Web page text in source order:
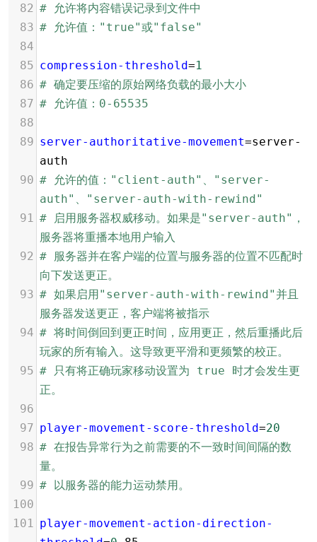
82 # 允许将内容错误记录到文件中
83 # 允许值："true"或"false"
84
85 compression-threshold=1
86 # 确定要压缩的原始网络负载的最小大小
87 # 允许值：0-65535
88
89 server-authoritative-movement=server-
auth
90 # 允许的值："client-auth"、"server-
auth"、"server-auth-with-rewind"
91
# 启用服务器权威移动。如果是"server-auth"，
服务器将重播本地用户输入
92 # 服务器并在客户端的位置与服务器的位置不匹配时
向下发送更正。
93 # 如果启用"server-auth-with-rewind"并且
服务器发送更正，客户端将被指示
94 # 将时间倒回到更正时间，应用更正，然后重播此后
玩家的所有输入。这导致更平滑和更频繁的校正。
95 # 只有将正确玩家移动设置为 true 时才会发生更
正。
96
97 player-movement-score-threshold=20
98 # 在报告异常行为之前需要的不一致时间间隔的数
量。
99 # 以服务器的能力运动禁用。
100
101
player-movement-action-direction-